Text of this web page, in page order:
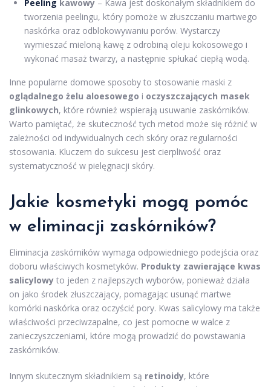
Peeling kawowy – Kawa jest doskonałym składnikiem do
tworzenia peelingu, który pomoże w złuszczaniu martwego
naskórka oraz odblokowywaniu porów. Wystarczy
wymieszać mieloną kawę z odrobiną oleju kokosowego i
wykonać masaż twarzy, a następnie spłukać ciepłą wodą.
Inne popularne domowe sposoby to stosowanie maski z
oglądalnego żelu aloesowego i oczyszczających masek
glinkowych, które również wspierają usuwanie zaskórników.
Warto pamiętać, że skuteczność tych metod może się różnić w
zależności od indywidualnych cech skóry oraz regularności
stosowania. Kluczem do sukcesu jest cierpliwość oraz
systematyczność w pielęgnacji skóry.
Jakie kosmetyki mogą pomóc
w eliminacji zaskórników?
Eliminacja zaskórników wymaga odpowiedniego podejścia oraz
doboru właściwych kosmetyków. Produkty zawierające kwas
salicylowy to jeden z najlepszych wyborów, ponieważ działa
on jako środek złuszczający, pomagając usunąć martwe
komórki naskórka oraz oczyścić pory. Kwas salicylowy ma także
właściwości przeciwzapalne, co jest pomocne w walce z
zanieczyszczeniami, które mogą prowadzić do powstawania
zaskórników.
Innym skutecznym składnikiem są retinoidy, które